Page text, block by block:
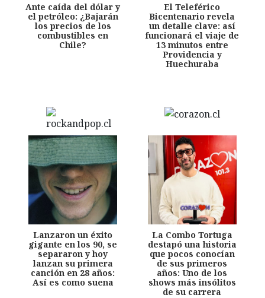
Ante caída del dólar y
el petróleo: ¿Bajarán
los precios de los
combustibles en
Chile?
El Teleférico
Bicentenario revela
un detalle clave: así
funcionará el viaje de
13 minutos entre
Providencia y
Huechuraba
Lanzaron un éxito
gigante en los 90, se
separaron y hoy
lanzan su primera
canción en 28 años:
Así es como suena
La Combo Tortuga
destapó una historia
que pocos conocían
de sus primeros
años: Uno de los
shows más insólitos
de su carrera